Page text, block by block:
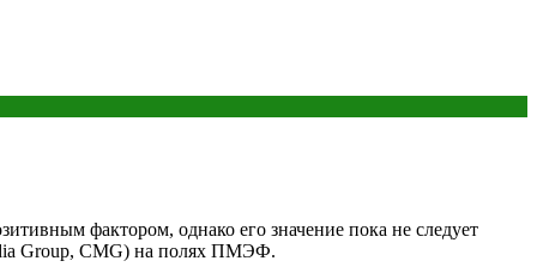
фактором, однако его значение пока не следует
Group, CMG) на полях ПМЭФ.